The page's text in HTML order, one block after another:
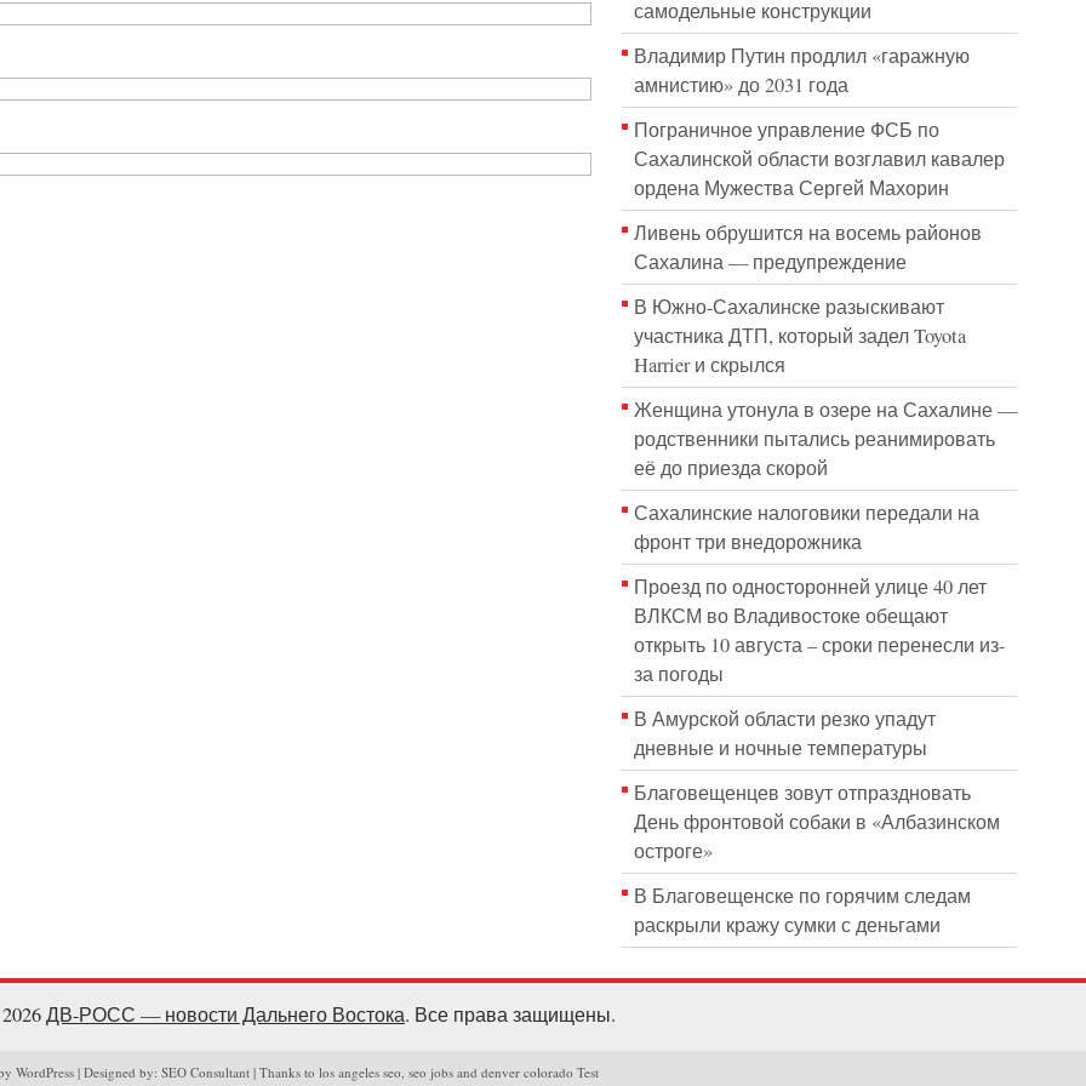
самодельные конструкции
Владимир Путин продлил «гаражную
амнистию» до 2031 года
Пограничное управление ФСБ по
Сахалинской области возглавил кавалер
ордена Мужества Сергей Махорин
Ливень обрушится на восемь районов
Сахалина — предупреждение
В Южно-Сахалинске разыскивают
участника ДТП, который задел Toyota
Harrier и скрылся
Женщина утонула в озере на Сахалине —
родственники пытались реанимировать
её до приезда скорой
Сахалинские налоговики передали на
фронт три внедорожника
Проезд по односторонней улице 40 лет
ВЛКСМ во Владивостоке обещают
открыть 10 августа – сроки перенесли из-
за погоды
В Амурской области резко упадут
дневные и ночные температуры
Благовещенцев зовут отпраздновать
День фронтовой собаки в «Албазинском
остроге»
В Благовещенске по горячим следам
раскрыли кражу сумки с деньгами
ДВ-РОСС — новости Дальнего Востока. Все права защищены.
WordPress | Designed by: SEO Consultant | Thanks to los angeles seo, seo jobs and denver colorado Test